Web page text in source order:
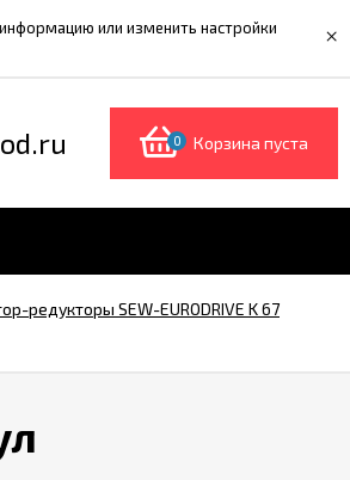
или изменить настройки
×
0 Корзина пуста
редукторы SEW-EURODRIVE K 67